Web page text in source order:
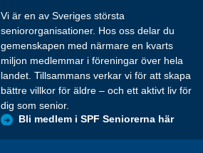
Vi är en av Sveriges största
seniororganisationer. Hos oss delar du
gemenskapen med närmare en kvarts
miljon medlemmar i föreningar över hela
landet. Tillsammans verkar vi för att skapa
bättre villkor för äldre – och ett aktivt liv för
dig som senior.
Bli medlem i SPF Seniorerna här